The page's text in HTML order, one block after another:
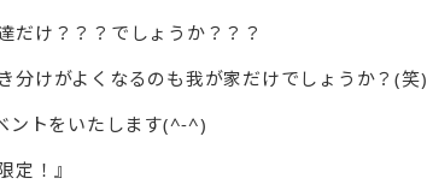
だけ？？？でしょうか？？？
分けがよくなるのも我が家だけでしょうか？(笑)
ントをいたします(^-^)
定！』